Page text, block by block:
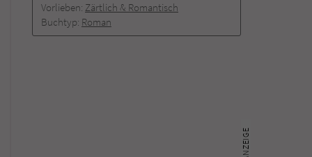
Vorlieben: Zärtlich & Romantisch
Buchtyp: Roman